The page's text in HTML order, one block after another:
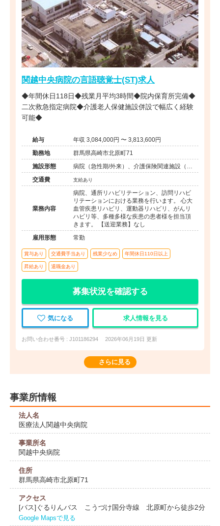
関越中央病院の言語聴覚士(ST)求人
◆年間休日118日◆残業月平均3時間◆院内保育所完備◆
二次救急指定病院◆介護老人保健施設併設で幅広く経験
可能◆
給与
年収 3,084,000円 〜 3,813,600円
勤務地
群馬県高崎市北原町71
施設形態
病院（急性期/外来）、介護保険関連施設（デ
イケア/訪問看護・リハ）
交通費 支給あり
業務内容
病院、通所リハビリテーション、訪問リハビ
リテーションにおける業務を行います。 心大
血管疾患リハビリ、運動器リハビリ、がんリ
ハビリ等、多種多様な疾患の患者様を担当頂
きます。 【送迎業務】なし
雇用形態
常勤
賞与あり 交通費手当あり 残業少なめ 年間休日110日以上
昇給あり 退職金あり
募集状況を確認する
気になる 求人情報を見る
お問い合わせ番号 : J101186294 2026年06月19日 更新
さらに見る
事業所情報
法人名
医療法人関越中央病院
事業所名
関越中央病院
住所
群馬県高崎市北原町71
アクセス
[バス]ぐるりんバス こうづけ国分寺線 北原町から徒歩2分
Google Mapsで見る